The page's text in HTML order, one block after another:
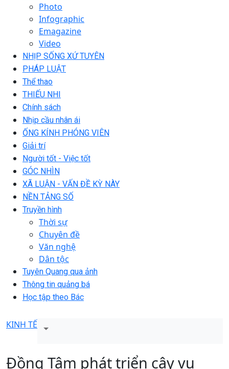
Photo
Infographic
Emagazine
Video
NHỊP SỐNG XỨ TUYÊN
PHÁP LUẬT
Thể thao
THIẾU NHI
Chính sách
Nhịp cầu nhân ái
ỐNG KÍNH PHÓNG VIÊN
Giải trí
Người tốt - Việc tốt
GÓC NHÌN
XÃ LUẬN - VẤN ĐỀ KỲ NÀY
NỀN TẢNG SỐ
Truyền hình
Thời sự
Chuyên đề
Văn nghệ
Dân tộc
Tuyên Quang qua ảnh
Thông tin quảng bá
Học tập theo Bác
KINH TẾ
Đồng Tâm phát triển cây vụ